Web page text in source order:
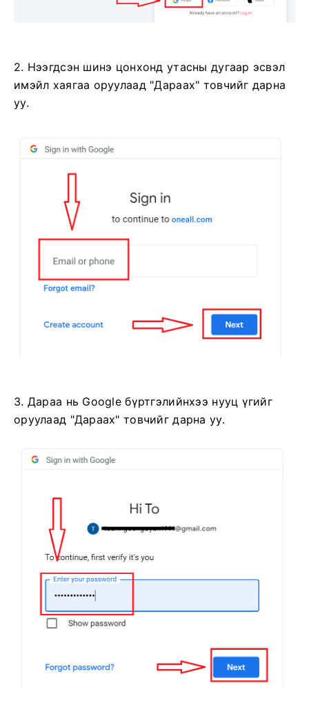
2. Нээгдсэн шинэ цонхонд утасны дугаар эсвэл
имэйл хаягаа оруулаад "Дараах" товчийг дарна
уу.
3. Дараа нь Google бүртгэлийнхээ нууц үгийг
оруулаад "Дараах" товчийг дарна уу.